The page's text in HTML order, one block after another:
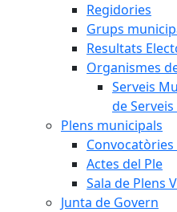
Regidories
Grups
Resultats
Organismes
Serveis
de Serveis
Plens municipals
Convocatòries
Actes del Ple
Sala de Plens
Junta de Govern